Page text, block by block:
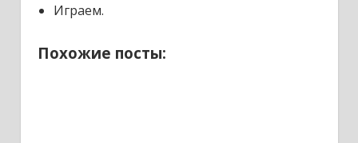
Играем.
Похожие посты: